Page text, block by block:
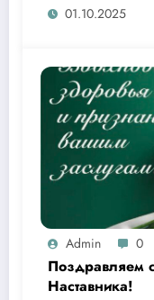
01.10.2025
Admin 0
Поздравляем
Наставника!